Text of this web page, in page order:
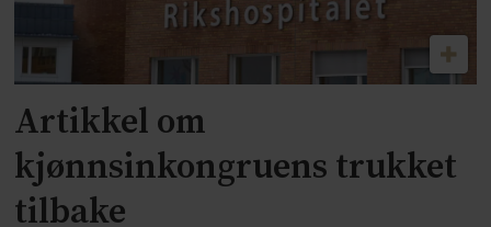
Artikkel om
kjønnsinkongruens trukket
tilbake